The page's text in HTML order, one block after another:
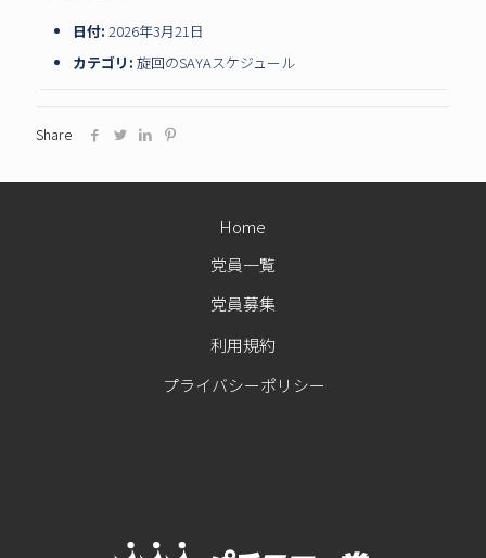
日付: 2026年3月21日
カテゴリ: 旋回のSAYAスケジュール
Share
党員一覧
党員募集
利用規約
Home
プライバシーポリシー